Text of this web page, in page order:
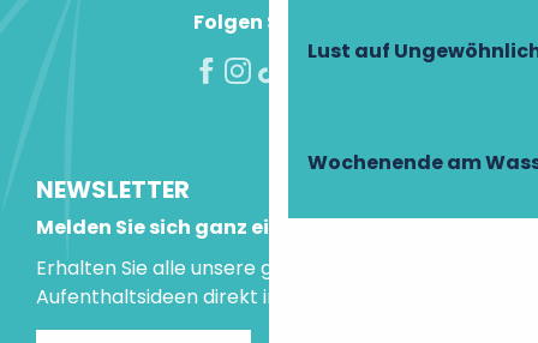
Lust auf
Wochenende am
Folgen Sie uns!
NEWSLETTER
Melden Sie sich ganz einfach an!
Erhalten Sie alle unsere guten Tipps und
Aufenthaltsideen direkt in Ihre Mailbox.